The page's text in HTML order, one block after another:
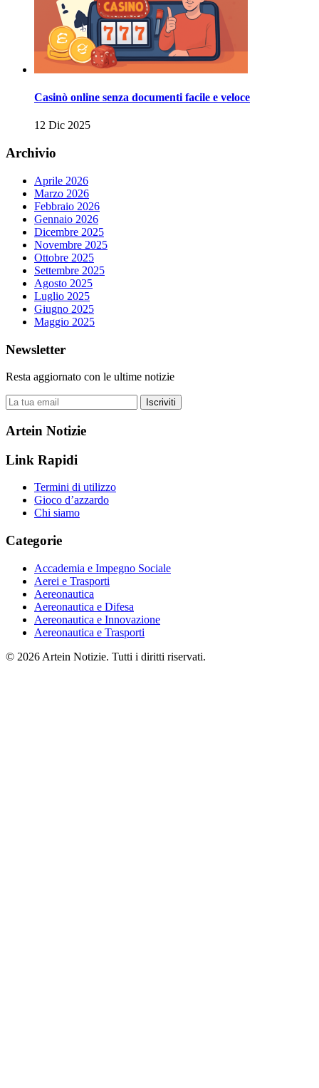
Casinò online senza documenti facile e veloce
12 Dic 2025
Archivio
Aprile 2026
Marzo 2026
Febbraio 2026
Gennaio 2026
Dicembre 2025
Novembre 2025
Ottobre 2025
Settembre 2025
Agosto 2025
Luglio 2025
Giugno 2025
Maggio 2025
Newsletter
Resta aggiornato con le ultime notizie
Iscriviti
Artein Notizie
Link Rapidi
Termini di utilizzo
Gioco d’azzardo
Chi siamo
Categorie
Accademia e Impegno Sociale
Aerei e Trasporti
Aereonautica
Aereonautica e Difesa
Aereonautica e Innovazione
Aereonautica e Trasporti
© 2026 Artein Notizie. Tutti i diritti riservati.